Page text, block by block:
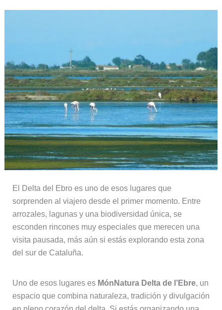
El Delta del Ebro es uno de esos lugares que
sorprenden al viajero desde el primer momento. Entre
arrozales, lagunas y una biodiversidad única, se
esconden rincones muy especiales que merecen una
visita pausada, más aún si estás explorando esta zona
del sur de Cataluña.
Uno de esos lugares es MónNatura Delta de l’Ebre, un
espacio que combina naturaleza, tradición y divulgación